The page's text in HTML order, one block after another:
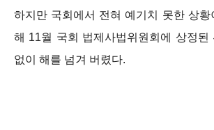
하지만 국회에서 전혀 예기치 못한 상황
해 11월 국회 법제사법위원회에 상정된
없이 해를 넘겨 버렸다.